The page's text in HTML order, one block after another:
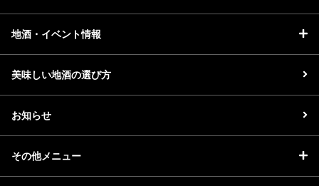
地酒・イベント情報
美味しい地酒の選び方
お知らせ
その他メニュー